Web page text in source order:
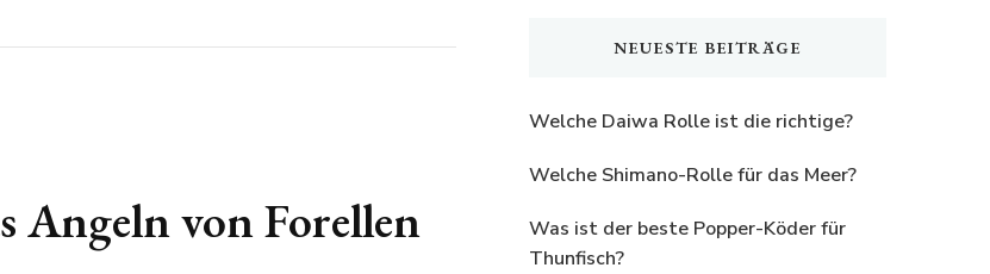
Angeln von Forellen
NEUESTE BEITRÄGE
Welche Daiwa Rolle ist die richtige?
Welche Shimano-Rolle für das Meer?
Was ist der beste Popper-Köder für
Thunfisch?